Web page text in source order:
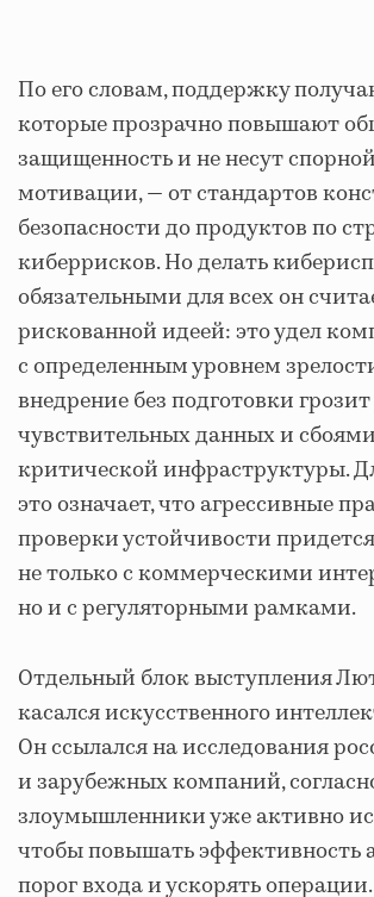
По его словам, поддержку
которые прозрачно повышают
защищенность и не несут спорной
мотивации, — от стандартов
безопасности до продуктов по
киберрисков. Но делать
обязательными для всех он
рискованной идеей: это удел
с определенным уровнем
внедрение без подготовки
чувствительных данных и сбоями
критической инфраструктуры.
это означает, что агрессивные
проверки устойчивости
не только с коммерческими
но и с регуляторными рамками.
Отдельный блок выступления
касался искусственного
Он ссылался на исследования
и зарубежных компаний,
злоумышленники уже активно
чтобы повышать эффективность
порог входа и ускорять операции.